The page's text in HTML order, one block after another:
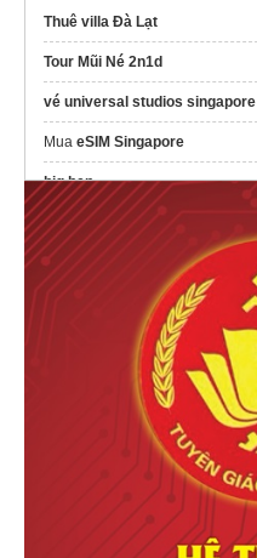
Thuê villa Đà Lạt
Tour Mũi Né 2n1d
vé universal studios singapore
Mua eSIM Singapore
big ben